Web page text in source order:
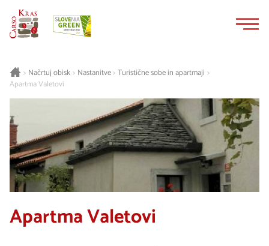
> Načrtuj obisk> Nastanitve>Turistične sobe in apartmaji >
Apartma Valetovi
Apartma Valetovi